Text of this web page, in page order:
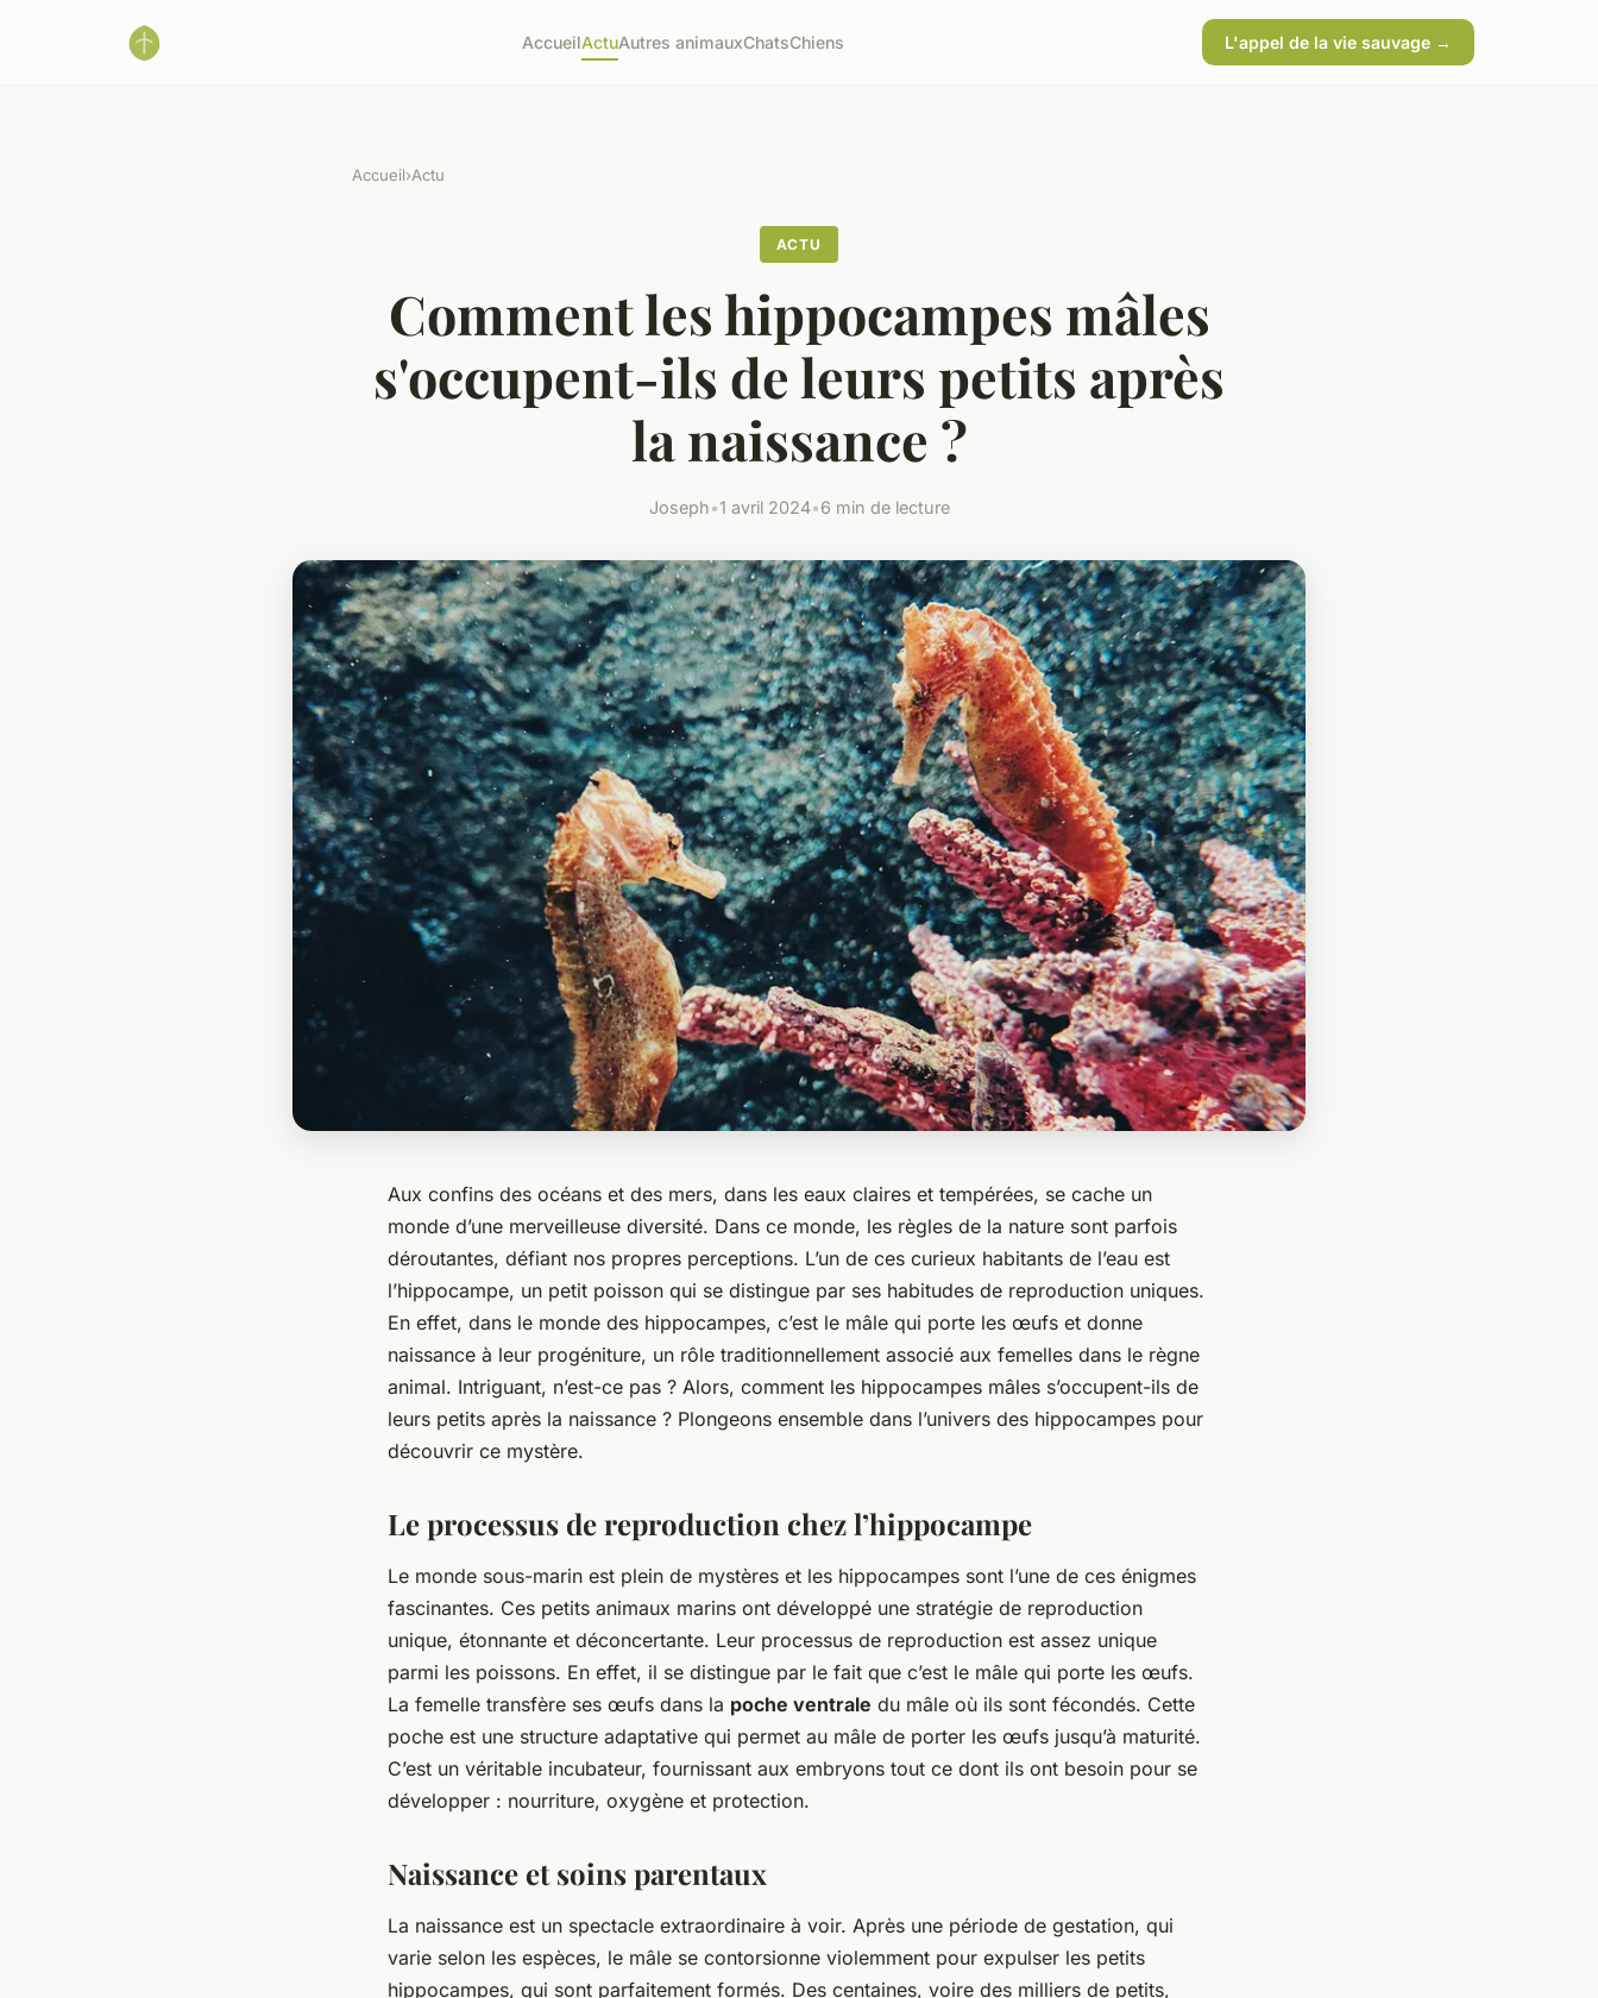
AccueilActuAutres animauxChatsChiens L'appel de la vie sauvage →
Accueil›Actu
ACTU
Comment les hippocampes mâles
s'occupent-ils de leurs petits après
la naissance ?
Joseph•1 avril 2024•6 min de lecture
Aux confins des océans et des mers, dans les eaux claires et tempérées, se cache un
monde d’une merveilleuse diversité. Dans ce monde, les règles de la nature sont parfois
déroutantes, défiant nos propres perceptions. L’un de ces curieux habitants de l’eau est
l’hippocampe, un petit poisson qui se distingue par ses habitudes de reproduction uniques.
En effet, dans le monde des hippocampes, c’est le mâle qui porte les œufs et donne
naissance à leur progéniture, un rôle traditionnellement associé aux femelles dans le règne
animal. Intriguant, n’est-ce pas ? Alors, comment les hippocampes mâles s’occupent-ils de
leurs petits après la naissance ? Plongeons ensemble dans l’univers des hippocampes pour
découvrir ce mystère.
Le processus de reproduction chez l’hippocampe
Le monde sous-marin est plein de mystères et les hippocampes sont l’une de ces énigmes
fascinantes. Ces petits animaux marins ont développé une stratégie de reproduction
unique, étonnante et déconcertante. Leur processus de reproduction est assez unique
parmi les poissons. En effet, il se distingue par le fait que c’est le mâle qui porte les œufs.
La femelle transfère ses œufs dans la poche ventrale du mâle où ils sont fécondés. Cette
poche est une structure adaptative qui permet au mâle de porter les œufs jusqu’à maturité.
C’est un véritable incubateur, fournissant aux embryons tout ce dont ils ont besoin pour se
développer : nourriture, oxygène et protection.
Naissance et soins parentaux
La naissance est un spectacle extraordinaire à voir. Après une période de gestation, qui
varie selon les espèces, le mâle se contorsionne violemment pour expulser les petits
hippocampes, qui sont parfaitement formés. Des centaines, voire des milliers de petits,